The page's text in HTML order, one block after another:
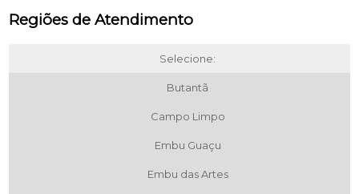
Regiões de Atendimento
Selecione:
Butantã
Campo Limpo
Embu Guaçu
Embu das Artes